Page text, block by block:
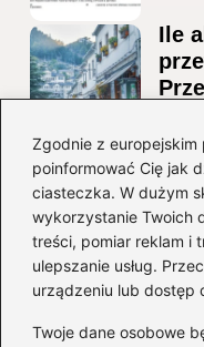
Zgodnie z europejskim
poinformować Cię jak
ciasteczka. W dużym
wykorzystanie Twoich
treści, pomiar reklam i
ulepszanie usług.
urządzeniu lub dostęp
Twoje dane osobowe
Ile
Ile